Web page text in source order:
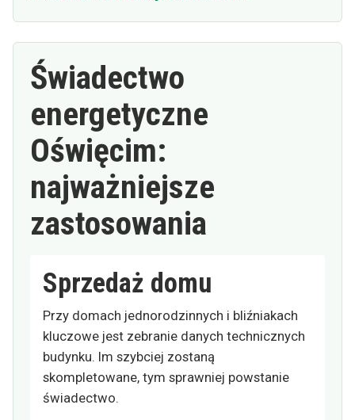
Świadectwo
energetyczne
Oświęcim:
najważniejsze
zastosowania
Sprzedaż domu
Przy domach jednorodzinnych i bliźniakach
kluczowe jest zebranie danych technicznych
budynku. Im szybciej zostaną
skompletowane, tym sprawniej powstanie
świadectwo.